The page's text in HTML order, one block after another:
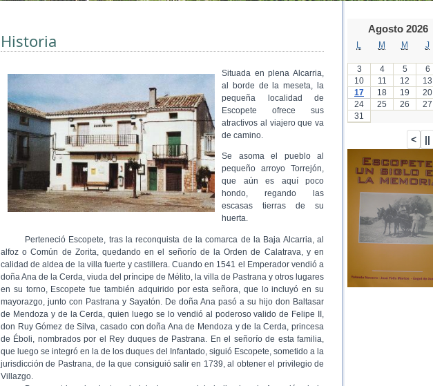
Historia
Situada en plena Alcarria,
al borde de la meseta, la
pequeña localidad de
Escopete ofrece sus
atractivos al viajero que va
de camino.
Se asoma el pueblo al
pequeño arroyo Torrejón,
que aún es aquí poco
hondo, regando las
escasas tierras de su
huerta.
Perteneció Escopete, tras la reconquista de la comarca de la Baja Alcarria, al
alfoz o Común de Zorita, quedando en el señorío de la Orden de Calatrava, y en
calidad de aldea de la villa fuerte y castillera. Cuando en 1541 el Emperador vendió a
doña Ana de la Cerda, viuda del príncipe de Mélito, la villa de Pastrana y otros lugares
en su torno, Escopete fue también adquirido por esta señora, que lo incluyó en su
mayorazgo, junto con Pastrana y Sayatón. De doña Ana pasó a su hijo don Baltasar
de Mendoza y de la Cerda, quien luego se lo vendió al poderoso valido de Felipe II,
don Ruy Gómez de Silva, casado con doña Ana de Mendoza y de la Cerda, princesa
de Éboli, nombrados por el Rey duques de Pastrana. En el señorío de esta familia,
que luego se integró en la de los duques del Infantado, siguió Escopete, sometido a la
jurisdicción de Pastrana, de la que consiguió salir en 1739, al obtener el privilegio de
Villazgo.
Agosto 2026
M M J
3
4 5 6
10
11 12 13
17
18 19 20
24
25 26 27
31